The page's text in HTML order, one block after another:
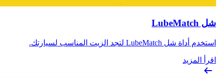
شل LubeMatch
استخدم أداة شل LubeMatch لتجد الزيت المناسب لسيارتك.
اقرأ المزيد